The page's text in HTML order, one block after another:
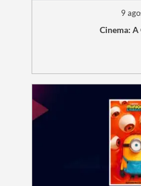
9
Cinema: A